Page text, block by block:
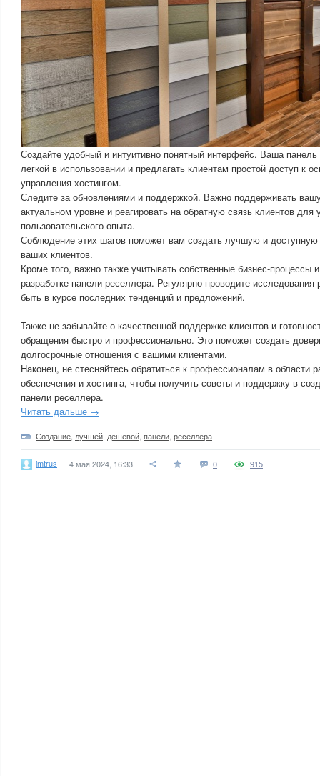
Создайте удобный и интуитивно понятный интерфейс. Ваша
легкой в использовании и предлагать клиентам простой доступ к
управления хостингом.
Следите за обновлениями и поддержкой. Важно поддерживать
актуальном уровне и реагировать на обратную связь клиентов для
пользовательского опыта.
Соблюдение этих шагов поможет вам создать лучшую и
ваших клиентов.
Кроме того, важно также учитывать собственные бизнес-процессы
разработке панели реселлера. Регулярно проводите исследования
быть в курсе последних тенденций и предложений.
Также не забывайте о качественной поддержке клиентов и
обращения быстро и профессионально. Это поможет создать
долгосрочные отношения с вашими клиентами.
Наконец, не стесняйтесь обратиться к профессионалам в области
обеспечения и хостинга, чтобы получить советы и поддержку в
панели реселлера.
Читать дальше →
Создание лучшей дешевой панели реселлера
imtrus 4 мая 2024, 16:33 0 915